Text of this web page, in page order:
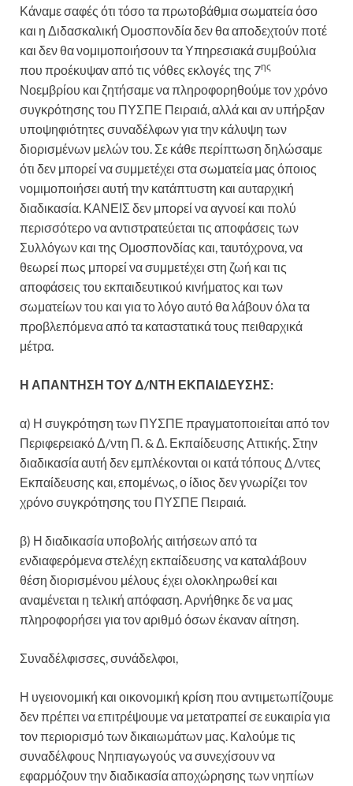
Κάναμε σαφές ότι τόσο τα πρωτοβάθμια σωματεία όσο
και η Διδασκαλική Ομοσπονδία δεν θα αποδεχτούν ποτέ
και δεν θα νομιμοποιήσουν τα Υπηρεσιακά συμβούλια
που προέκυψαν από τις νόθες εκλογές της 7ης
Νοεμβρίου και ζητήσαμε να πληροφορηθούμε τον χρόνο
συγκρότησης του ΠΥΣΠΕ Πειραιά, αλλά και αν υπήρξαν
υποψηφιότητες συναδέλφων για την κάλυψη των
διορισμένων μελών του. Σε κάθε περίπτωση δηλώσαμε
ότι δεν μπορεί να συμμετέχει στα σωματεία μας όποιος
νομιμοποιήσει αυτή την κατάπτυστη και αυταρχική
διαδικασία. ΚΑΝΕΙΣ δεν μπορεί να αγνοεί και πολύ
περισσότερο να αντιστρατεύεται τις αποφάσεις των
Συλλόγων και της Ομοσπονδίας και, ταυτόχρονα, να
θεωρεί πως μπορεί να συμμετέχει στη ζωή και τις
αποφάσεις του εκπαιδευτικού κινήματος και των
σωματείων του και για το λόγο αυτό θα λάβουν όλα τα
προβλεπόμενα από τα καταστατικά τους πειθαρχικά
μέτρα.
Η ΑΠΑΝΤΗΣΗ ΤΟΥ Δ/ΝΤΗ ΕΚΠΑΙΔΕΥΣΗΣ:
α) Η συγκρότηση των ΠΥΣΠΕ πραγματοποιείται από τον
Περιφερειακό Δ/ντη Π. & Δ. Εκπαίδευσης Αττικής. Στην
διαδικασία αυτή δεν εμπλέκονται οι κατά τόπους Δ/ντες
Εκπαίδευσης και, επομένως, ο ίδιος δεν γνωρίζει τον
χρόνο συγκρότησης του ΠΥΣΠΕ Πειραιά.
β) Η διαδικασία υποβολής αιτήσεων από τα
ενδιαφερόμενα στελέχη εκπαίδευσης να καταλάβουν
θέση διορισμένου μέλους έχει ολοκληρωθεί και
αναμένεται η τελική απόφαση. Αρνήθηκε δε να μας
πληροφορήσει για τον αριθμό όσων έκαναν αίτηση.
Συναδέλφισσες, συνάδελφοι,
Η υγειονομική και οικονομική κρίση που αντιμετωπίζουμε
δεν πρέπει να επιτρέψουμε να μετατραπεί σε ευκαιρία για
τον περιορισμό των δικαιωμάτων μας. Καλούμε τις
συναδέλφους Νηπιαγωγούς να συνεχίσουν να
εφαρμόζουν την διαδικασία αποχώρησης των νηπίων